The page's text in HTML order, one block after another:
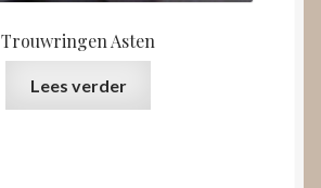
Trouwringen Asten
Lees verder